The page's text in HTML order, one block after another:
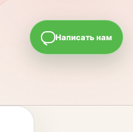
Написать нам